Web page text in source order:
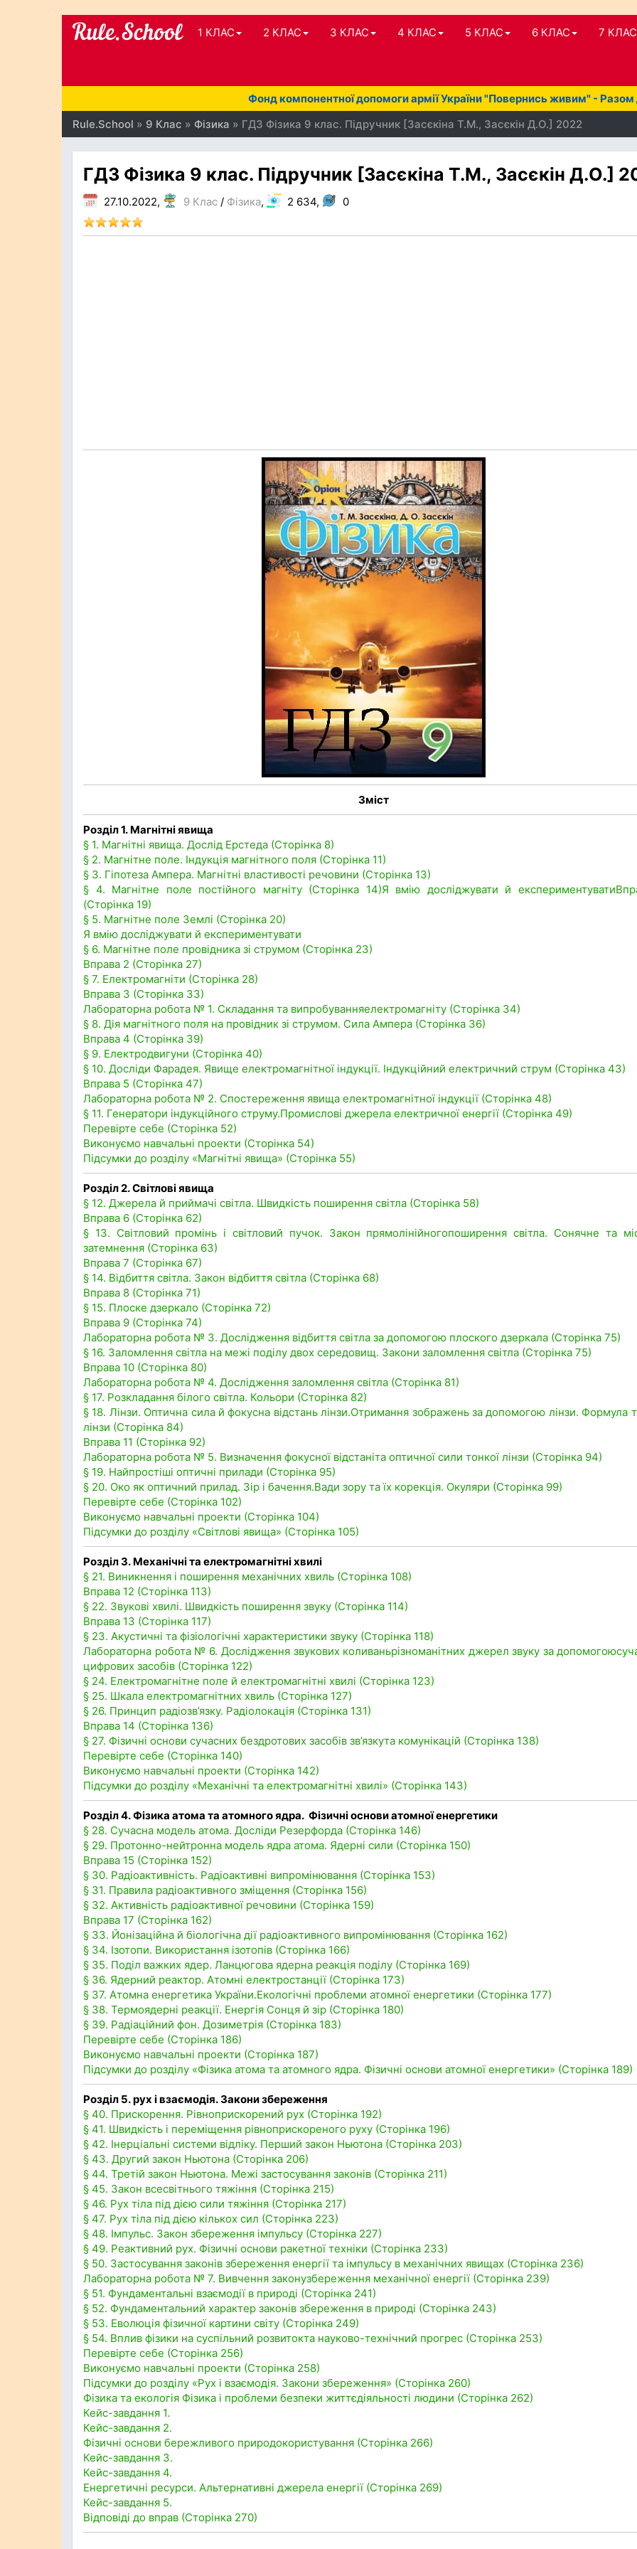
1 КЛАС 2 КЛАС 3 КЛАС 4 КЛАС 5 КЛАС 6 КЛАС 7 КЛАС
Фонд компонентної допомоги армії України "Повернись живим" -
Rule.School » 9 Клас » Фізика » ГДЗ Фізика 9 клас. Підручник [Засєкіна Т.М., Засєкін Д.О.] 2022
ГДЗ Фізика 9 клас. Підручник [Засєкіна Т.М., Засєкін Д.О.]
27.10.2022, 9 Клас / Фізика, 2 634, 0
Зміст
Розділ 1. Магнітні явища
§ 1. Магнітні явища. Дослід Ерстеда (Сторінка 8)
§ 2. Магнітне поле. Індукція магнітного поля (Сторінка 11)
§ 3. Гіпотеза Ампера. Магнітні властивості речовини (Сторінка 13)
§ 4. Магнітне поле постійного магніту (Сторінка 14)Я вмію досліджувати й експериментувати
(Сторінка 19)
§ 5. Магнітне поле Землі (Сторінка 20)
Я вмію досліджувати й експериментувати
§ 6. Магнітне поле провідника зі струмом (Сторінка 23)
Вправа 2 (Сторінка 27)
§ 7. Електромагніти (Сторінка 28)
Вправа 3 (Сторінка 33)
Лабораторна робота № 1. Складання та випробуванняелектромагніту (Сторінка 34)
§ 8. Дія магнітного поля на провідник зі струмом. Сила Ампера (Сторінка 36)
Вправа 4 (Сторінка 39)
§ 9. Електродвигуни (Сторінка 40)
§ 10. Досліди Фарадея. Явище електромагнітної індукції. Індукційний електричний струм (Сторінка 43)
Вправа 5 (Сторінка 47)
Лабораторна робота № 2. Спостереження явища електромагнітної індукції (Сторінка 48)
§ 11. Генератори індукційного струму.Промислові джерела електричної енергії (Сторінка 49)
Перевірте себе (Сторінка 52)
Виконуємо навчальні проекти (Сторінка 54)
Підсумки до розділу «Магнітні явища» (Сторінка 55)
Розділ 2. Світлові явища
§ 12. Джерела й приймачі світла. Швидкість поширення світла (Сторінка 58)
Вправа 6 (Сторінка 62)
§ 13. Світловий промінь і світловий пучок. Закон прямолінійногопоширення світла. Сонячне та
затемнення (Сторінка 63)
Вправа 7 (Сторінка 67)
§ 14. Відбиття світла. Закон відбиття світла (Сторінка 68)
Вправа 8 (Сторінка 71)
§ 15. Плоске дзеркало (Сторінка 72)
Вправа 9 (Сторінка 74)
Лабораторна робота № 3. Дослідження відбиття світла за допомогою плоского дзеркала (Сторінка 75)
§ 16. Заломлення світла на межі поділу двох середовищ. Закони заломлення світла (Сторінка 75)
Вправа 10 (Сторінка 80)
Лабораторна робота № 4. Дослідження заломлення світла (Сторінка 81)
§ 17. Розкладання білого світла. Кольори (Сторінка 82)
§ 18. Лінзи. Оптична сила й фокусна відстань лінзи.Отримання зображень за допомогою лінзи. Формула
лінзи (Сторінка 84)
Вправа 11 (Сторінка 92)
Лабораторна робота № 5. Визначення фокусної відстаніта оптичної сили тонкої лінзи (Сторінка 94)
§ 19. Найпростіші оптичні прилади (Сторінка 95)
§ 20. Око як оптичний прилад. Зір і бачення.Вади зору та їх корекція. Окуляри (Сторінка 99)
Перевірте себе (Сторінка 102)
Виконуємо навчальні проекти (Сторінка 104)
Підсумки до розділу «Світлові явища» (Сторінка 105)
Розділ 3. Механічні та електромагнітні хвилі
§ 21. Виникнення і поширення механічних хвиль (Сторінка 108)
Вправа 12 (Сторінка 113)
§ 22. Звукові хвилі. Швидкість поширення звуку (Сторінка 114)
Вправа 13 (Сторінка 117)
§ 23. Акустичні та фізіологічні характеристики звуку (Сторінка 118)
Лабораторна робота № 6. Дослідження звукових коливаньрізноманітних джерел звуку за
цифрових засобів (Сторінка 122)
§ 24. Електромагнітне поле й електромагнітні хвилі (Сторінка 123)
§ 25. Шкала електромагнітних хвиль (Сторінка 127)
§ 26. Принцип радіозв’язку. Радіолокація (Сторінка 131)
Вправа 14 (Сторінка 136)
§ 27. Фізичні основи сучасних бездротових засобів зв’язкута комунікацій (Сторінка 138)
Перевірте себе (Сторінка 140)
Виконуємо навчальні проекти (Сторінка 142)
Підсумки до розділу «Механічні та електромагнітні хвилі» (Сторінка 143)
Розділ 4. Фізика атома та атомного ядра. Фізичні основи атомної енергетики
§ 28. Сучасна модель атома. Досліди Резерфорда (Сторінка 146)
§ 29. Протонно-нейтронна модель ядра атома. Ядерні сили (Сторінка 150)
Вправа 15 (Сторінка 152)
§ 30. Радіоактивність. Радіоактивні випромінювання (Сторінка 153)
§ 31. Правила радіоактивного зміщення (Сторінка 156)
§ 32. Активність радіоактивної речовини (Сторінка 159)
Вправа 17 (Сторінка 162)
§ 33. Йонізаційна й біологічна дії радіоактивного випромінювання (Сторінка 162)
§ 34. Ізотопи. Використання ізотопів (Сторінка 166)
§ 35. Поділ важких ядер. Ланцюгова ядерна реакція поділу (Сторінка 169)
§ 36. Ядерний реактор. Атомні електростанції (Сторінка 173)
§ 37. Атомна енергетика України.Екологічні проблеми атомної енергетики (Сторінка 177)
§ 38. Термоядерні реакції. Енергія Сонця й зір (Сторінка 180)
§ 39. Радіаційний фон. Дозиметрія (Сторінка 183)
Перевірте себе (Сторінка 186)
Виконуємо навчальні проекти (Сторінка 187)
Підсумки до розділу «Фізика атома та атомного ядра. Фізичні основи атомної енергетики» (Сторінка 189)
Розділ 5. рух і взаємодія. Закони збереження
§ 40. Прискорення. Рівноприскорений рух (Сторінка 192)
§ 41. Швидкість і переміщення рівноприскореного руху (Сторінка 196)
§ 42. Інерціальні системи відліку. Перший закон Ньютона (Сторінка 203)
§ 43. Другий закон Ньютона (Сторінка 206)
§ 44. Третій закон Ньютона. Межі застосування законів (Сторінка 211)
§ 45. Закон всесвітнього тяжіння (Сторінка 215)
§ 46. Рух тіла під дією сили тяжіння (Сторінка 217)
§ 47. Рух тіла під дією кількох сил (Сторінка 223)
§ 48. Імпульс. Закон збереження імпульсу (Сторінка 227)
§ 49. Реактивний рух. Фізичні основи ракетної техніки (Сторінка 233)
§ 50. Застосування законів збереження енергії та імпульсу в механічних явищах (Сторінка 236)
Лабораторна робота № 7. Вивчення законузбереження механічної енергії (Сторінка 239)
§ 51. Фундаментальні взаємодії в природі (Сторінка 241)
§ 52. Фундаментальний характер законів збереження в природі (Сторінка 243)
§ 53. Еволюція фізичної картини світу (Сторінка 249)
§ 54. Вплив фізики на суспільний розвитокта науково-технічний прогрес (Сторінка 253)
Перевірте себе (Сторінка 256)
Виконуємо навчальні проекти (Сторінка 258)
Підсумки до розділу «Рух і взаємодія. Закони збереження» (Сторінка 260)
Фізика та екологія Фізика і проблеми безпеки життєдіяльності людини (Сторінка 262)
Кейс-завдання 1.
Кейс-завдання 2.
Фізичні основи бережливого природокористування (Сторінка 266)
Кейс-завдання 3.
Кейс-завдання 4.
Енергетичні ресурси. Альтернативні джерела енергії (Сторінка 269)
Кейс-завдання 5.
Відповіді до вправ (Сторінка 270)